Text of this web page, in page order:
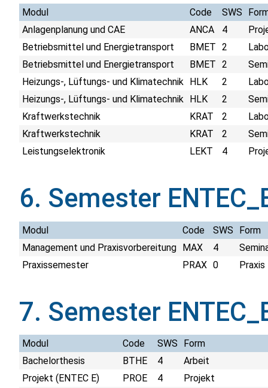
Modul Code SWS
Anlagenplanung und CAE
ANCA 4
Betriebsmittel und Energietransport
BMET 2
Betriebsmittel und Energietransport
BMET 2
Heizungs-, Lüftungs- und Klimatechnik
HLK 2
Heizungs-, Lüftungs- und Klimatechnik
HLK 2
Kraftwerkstechnik
KRAT 2
Kraftwerkstechnik
KRAT 2
Leistungselektronik
LEKT 4
6. Semester
Modul Code SWS
Form
Management und Praxisvorbereitung MAX 4
Praxissemester
PRAX 0 Praxis
7. Semester
Modul Code SWS
Form
Bachelorthesis
BTHE 4
Arbeit
Projekt (ENTEC E)
PROE 4
Projekt